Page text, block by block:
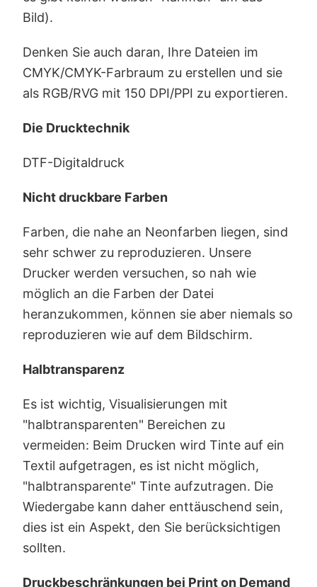
Bild).
Denken Sie auch daran, Ihre Dateien im
CMYK/CMYK-Farbraum zu erstellen und sie
als RGB/RVG mit 150 DPI/PPI zu exportieren.
Die Drucktechnik
DTF-Digitaldruck
Nicht druckbare Farben
Farben, die nahe an Neonfarben liegen, sind
sehr schwer zu reproduzieren. Unsere
Drucker werden versuchen, so nah wie
möglich an die Farben der Datei
heranzukommen, können sie aber niemals so
reproduzieren wie auf dem Bildschirm.
Halbtransparenz
Es ist wichtig, Visualisierungen mit
"halbtransparenten" Bereichen zu
vermeiden: Beim Drucken wird Tinte auf ein
Textil aufgetragen, es ist nicht möglich,
"halbtransparente" Tinte aufzutragen. Die
Wiedergabe kann daher enttäuschend sein,
dies ist ein Aspekt, den Sie berücksichtigen
sollten.
Druckbeschränkungen bei Print on Demand